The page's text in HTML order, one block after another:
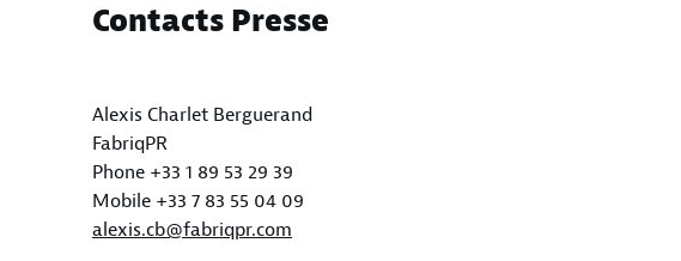
Contacts Presse
Alexis Charlet Berguerand
FabriqPR
Phone +33 1 89 53 29 39
Mobile +33 7 83 55 04 09
alexis.cb@fabriqpr.com